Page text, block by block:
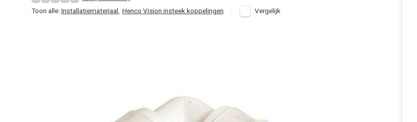
Toon alle:Installatiemateriaal, Henco Vision insteek koppelingen Vergelijk